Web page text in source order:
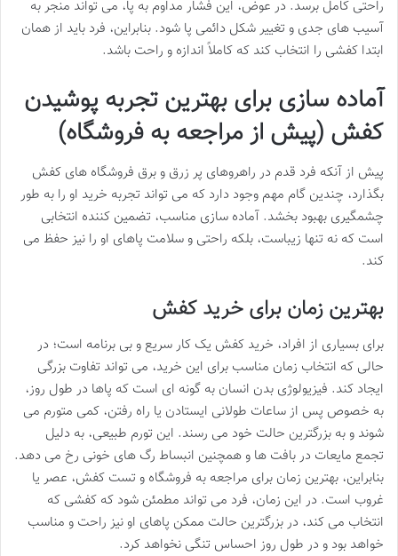
راحتی کامل برسد. در عوض، این فشار مداوم به پا، می تواند منجر به
آسیب های جدی و تغییر شکل دائمی پا شود. بنابراین، فرد باید از همان
ابتدا کفشی را انتخاب کند که کاملاً اندازه و راحت باشد.
آماده سازی برای بهترین تجربه پوشیدن
کفش (پیش از مراجعه به فروشگاه)
پیش از آنکه فرد قدم در راهروهای پر زرق و برق فروشگاه های کفش
بگذارد، چندین گام مهم وجود دارد که می تواند تجربه خرید او را به طور
چشمگیری بهبود بخشد. آماده سازی مناسب، تضمین کننده انتخابی
است که نه تنها زیباست، بلکه راحتی و سلامت پاهای او را نیز حفظ می
کند.
بهترین زمان برای خرید کفش
برای بسیاری از افراد، خرید کفش یک کار سریع و بی برنامه است؛ در
حالی که انتخاب زمان مناسب برای این خرید، می تواند تفاوت بزرگی
ایجاد کند. فیزیولوژی بدن انسان به گونه ای است که پاها در طول روز،
به خصوص پس از ساعات طولانی ایستادن یا راه رفتن، کمی متورم می
شوند و به بزرگترین حالت خود می رسند. این تورم طبیعی، به دلیل
تجمع مایعات در بافت ها و همچنین انبساط رگ های خونی رخ می دهد.
بنابراین، بهترین زمان برای مراجعه به فروشگاه و تست کفش، عصر یا
غروب است. در این زمان، فرد می تواند مطمئن شود که کفشی که
انتخاب می کند، در بزرگترین حالت ممکن پاهای او نیز راحت و مناسب
خواهد بود و در طول روز احساس تنگی نخواهد کرد.